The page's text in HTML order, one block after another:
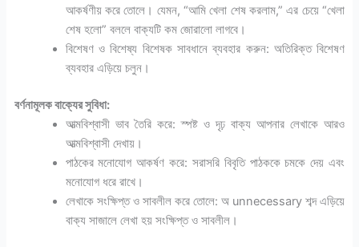
আকর্ষণীয় করে তোলে। যেমন, “আমি খেলা শেষ করলাম,” এর চেয়ে “খেলা
শেষ হলো” বললে বাক্যটি কম জোরালো লাগবে।
বিশেষণ ও বিশেষ্য বিশেষক সাবধানে ব্যবহার করুন: অতিরিক্ত বিশেষণ
ব্যবহার এড়িয়ে চলুন।
বর্ণনামূলক বাক্যের সুবিধা:
আত্মবিশ্বাসী ভাব তৈরি করে: স্পষ্ট ও দৃঢ় বাক্য আপনার লেখাকে আরও
আত্মবিশ্বাসী দেখায়।
পাঠকের মনোযোগ আকর্ষণ করে: সরাসরি বিবৃতি পাঠককে চমকে দেয় এবং
মনোযোগ ধরে রাখে।
লেখাকে সংক্ষিপ্ত ও সাবলীল করে তোলে: অ unnecessary শব্দ এড়িয়ে
বাক্য সাজালে লেখা হয় সংক্ষিপ্ত ও সাবলীল।